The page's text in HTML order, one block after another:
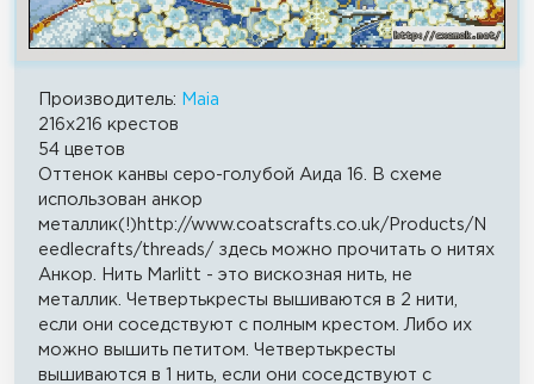
Производитель:
Maia
216x216 крестов
54 цветов
Оттенок канвы серо-голубой Аида 16. В схеме
использован анкор
металлик(!)http://www.coatscrafts.co.uk/Products/N
eedlecrafts/threads/ здесь можно прочитать о нитях
Анкор. Нить Marlitt - это вискозная нить, не
металлик. Четвертькресты вышиваются в 2 нити,
если они соседствуют с полным крестом. Либо их
можно вышить петитом. Четвертькресты
вышиваются в 1 нить, если они соседствуют с